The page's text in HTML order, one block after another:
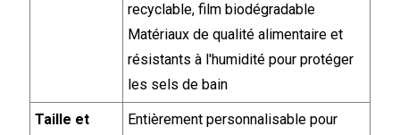
recyclable, film biodégradable
Matériaux de qualité alimentaire et
résistants à l'humidité pour protéger
les sels de bain
Taille et
Entièrement personnalisable pour